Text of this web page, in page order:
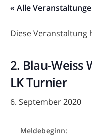
« Alle
Diese
2. Blau-Weiss
LK Turnier
6. September 2020
Meldebeginn: